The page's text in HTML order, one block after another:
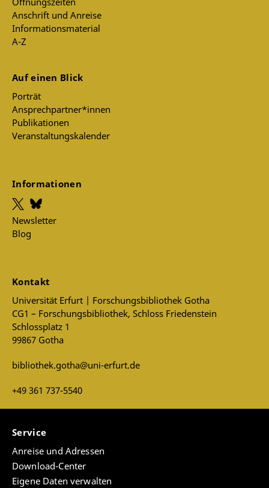
Ingo Schulze, Manja Präkels und
Ort: Spiegelsaal, Schlossplatz 1, Schloss Friedenstein,
99867 Gotha
Zu Gast sind die Schriftstellerin, Musikerin und
Jahr zwei prominente Personen zu Gast, die nicht nur
literarisch in ihren Werken, sondern auch politisch in
ihren Aufsätzen, Reden und Dokumentationen die
gesellschaftlichen Bedingungen von Freiheit
beschreiben und diskutieren. Weitere Informationen
Gesprächspartnern finden Sie im
Anschrift und Anreise
Informationsmaterial
A-Z
Auf einen Blick
Porträt
Ansprechpartner*innen
Publikationen
Veranstaltungskalender
Informationen
Newsletter
Blog
Kontakt
Universität Erfurt | Forschungsbibliothek Gotha
CG1 – Forschungsbibliothek, Schloss Friedenstein
Schlossplatz 1
99867 Gotha
bibliothek.gotha@uni-erfurt.de
+49 361 737-5540
Service
Anreise und Adressen
Download-Center
Eigene Daten verwalten